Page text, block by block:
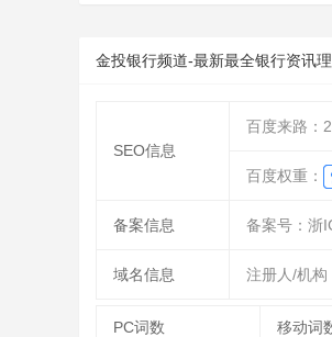
金投银行频道-最新最全银行资讯
SEO信息
百度来路：
百度权重：
备案信息 备案号：浙
域名信息 注册人/机构
PC词数 移动词